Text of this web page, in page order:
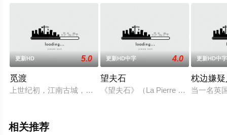
猫或剧情网等平台了解。
更新HD 5.0
觅渡
上世纪初，江南古城，三个没落家族的少年成为好朋友，阿双
更新HD中字 4.0
望夫石
《望夫石》（La Pierre de l'attente
更新HD中字
枕边嫌
当一名英
相关推荐